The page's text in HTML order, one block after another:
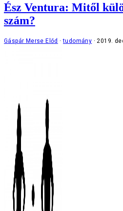
Ész Ventura: Mitől
szám?
Gáspár Merse Előd tudomány 2019.